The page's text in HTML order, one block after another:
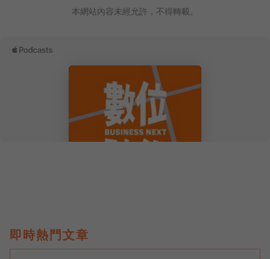
本網站內容未經允許，不得轉載。
即時熱門文章